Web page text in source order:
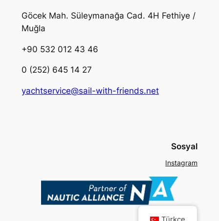
Göcek Mah. Süleymanağa Cad. 4H Fethiye /
Muğla
+90 532 012 43 46
0 (252) 645 14 27
yachtservice@sail-with-friends.net
Sosyal
Instagram